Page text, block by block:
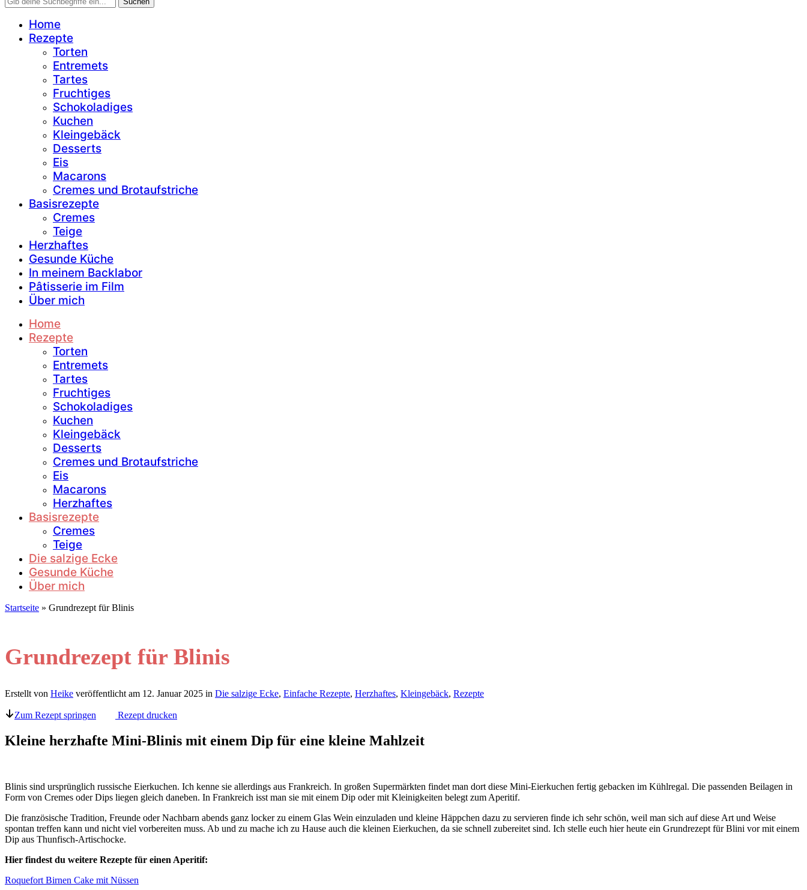
Home
Rezepte
Torten
Entremets
Tartes
Fruchtiges
Schokoladiges
Kuchen
Kleingebäck
Desserts
Eis
Macarons
Cremes und Brotaufstriche
Basisrezepte
Cremes
Teige
Herzhaftes
Gesunde Küche
In meinem Backlabor
Pâtisserie im Film
Über mich
Home
Rezepte
Torten
Entremets
Tartes
Fruchtiges
Schokoladiges
Kuchen
Kleingebäck
Desserts
Cremes und Brotaufstriche
Eis
Macarons
Herzhaftes
Basisrezepte
Cremes
Teige
Die salzige Ecke
Gesunde Küche
Über mich
Startseite » Grundrezept für Blinis
Grundrezept für Blinis
Erstellt von Heike veröffentlicht am 12. Januar 2025 in Die salzige Ecke, Einfache Rezepte, Herzhaftes, Kleingebäck, Rezepte
Zum Rezept springen Rezept drucken
Kleine herzhafte Mini-Blinis mit einem Dip für eine kleine Mahlzeit
Blinis sind ursprünglich russische Eierkuchen. Ich kenne sie allerdings aus Frankreich. In großen Supermärkten findet man dort diese Mini-Eierkuchen fertig gebacken im Kühlregal. Die passenden Beilagen in
Form von Cremes oder Dips liegen gleich daneben. In Frankreich isst man sie mit einem Dip oder mit Kleinigkeiten belegt zum Aperitif.
Die französische Tradition, Freunde oder Nachbarn abends ganz locker zu einem Glas Wein einzuladen und kleine Häppchen dazu zu servieren finde ich sehr schön, weil man sich auf diese Art und Weise
spontan treffen kann und nicht viel vorbereiten muss. Ab und zu mache ich zu Hause auch die kleinen Eierkuchen, da sie schnell zubereitet sind. Ich stelle euch hier heute ein Grundrezept für Blini vor mit einem
Dip aus Thunfisch-Artischocke.
Hier findest du weitere Rezepte für einen Aperitif:
Roquefort Birnen Cake mit Nüssen